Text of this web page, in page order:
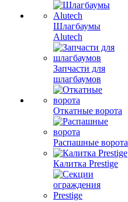
Шлагбаумы
Alutech
Запчасти для
шлагбаумов
Откатные ворота
Распашные ворота
Калитка Prestige